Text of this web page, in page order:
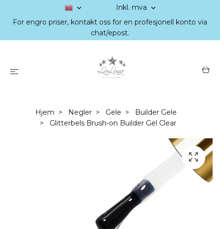
Inkl. mva
For engro priser, kontakt oss for en profesjonell konto via
chat/epost.
Hjem Negler Gele
Builder Gele
Glitterbels Brush-on Builder Gel Clear